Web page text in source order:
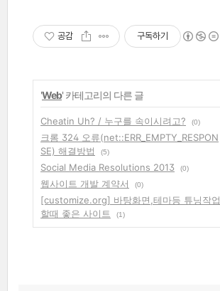
공감 구독하기
'Web' 카테고리의 다른 글
Cheatin Uh? / 누구를 속이시려고? (0)
크롬 324 오류(net::ERR_EMPTY_RESPON
SE) 해결방법
(5)
Social Media Resolutions 2013
(0)
웹사이트 개발 계약서
(0)
[customize.org] 바탕화면,테마등 튜닝작업
할때 좋은 사이트
(1)